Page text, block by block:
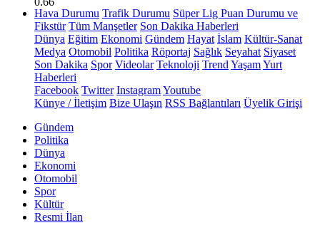
Hava Durumu Trafik Durumu Süper Lig Puan Durumu ve
Fikstür Tüm Manşetler Son Dakika Haberleri
Dünya Eğitim Ekonomi Gündem Hayat İslam Kültür-Sanat
Medya Otomobil Politika Röportaj Sağlık Seyahat Siyaset
Son Dakika Spor Videolar Teknoloji Trend YaşamYurt
Haberleri
Facebook Twitter InstagramYoutube
Künye / İletişim Bize Ulaşın RSS Bağlantıları Üyelik Girişi
Gündem
Politika
Dünya
Ekonomi
Otomobil
Spor
Kültür
Resmi İlan